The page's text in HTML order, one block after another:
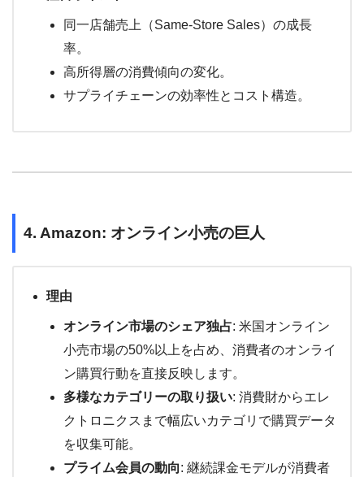
同一店舗売上（Same-Store Sales）の成長
率。
高所得層の消費傾向の変化。
サプライチェーンの効率性とコスト構造。
4. Amazon: オンライン小売の巨人
理由
オンライン市場のシェア独占: 米国オンライン
小売市場の50%以上を占め、消費者のオンライ
ン購買行動を直接反映します。
多様なカテゴリーの取り扱い: 消費財からエレ
クトロニクスまで幅広いカテゴリで購買データ
を収集可能。
プライム会員の動向: 継続課金モデルが消費者